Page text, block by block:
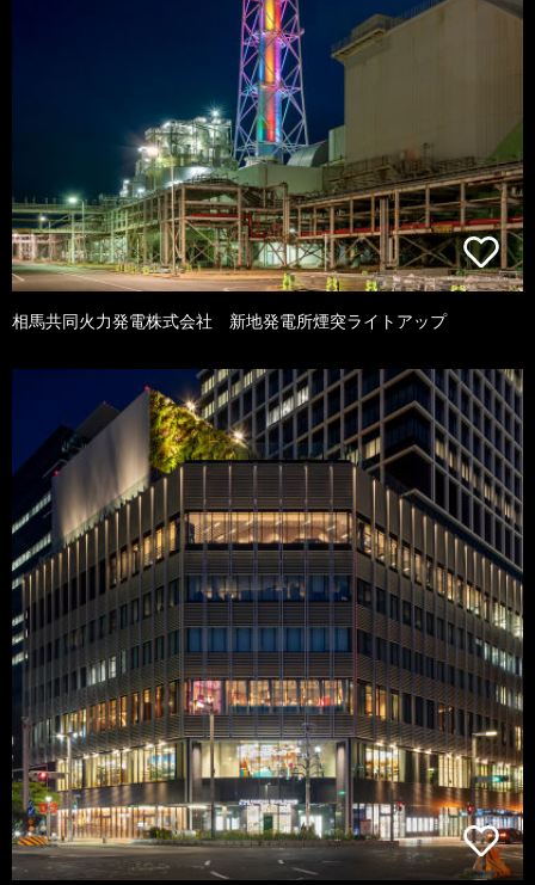
相馬共同火力発電株式会社 新地発電所煙突ライトアップ